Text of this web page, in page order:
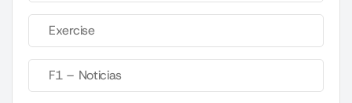
Exercise
F1 – Noticias